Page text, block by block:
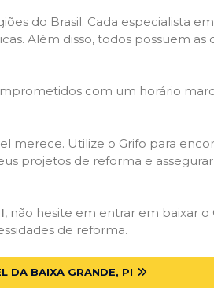
do Brasil. Cada especialista
Além disso, todos possuem as
com um horário
merece. Utilize o Grifo para
projetos de reforma e
, não hesite em entrar em baixar o
de reforma.
DA BAIXA GRANDE, PI